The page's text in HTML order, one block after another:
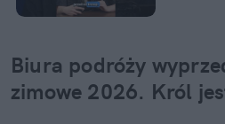
Biura podróży
zimowe 2026. Król